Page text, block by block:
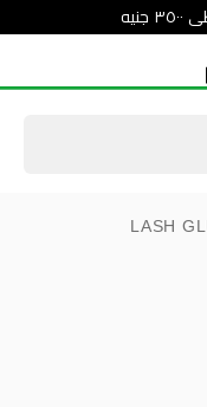
LASH